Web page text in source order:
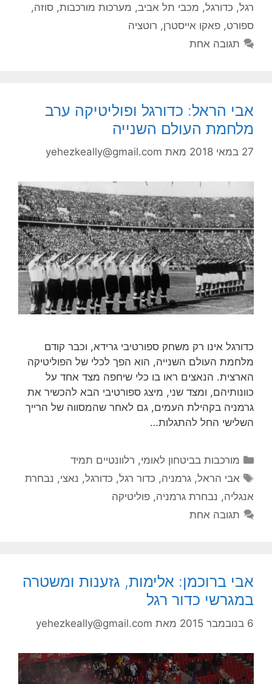
רגל, כדורגל, מכבי תל אביב, מערכות מורכבות, סוזה,
ספורט, פאקו אייסטרן, רוטציה
תגובה אחת
אבי הראל: כדורגל ופוליטיקה ערב
מלחמת העולם השנייה
27 במאי 2018 מאת yehezkeally@gmail.com
כדורגל אינו רק משחק ספורטיבי גרידא, וכבר קודם
מלחמת העולם השנייה, הוא הפך לכלי של הפוליטיקה
הארצית. הנאצים ראו בו כלי שיחפה מצד אחד על
כוונותיהם, ומצד שני, מיצג ספורטיבי הבא להכשיר את
גרמניה בקהילת העמים, גם לאחר שהמסווה של הרייך
השלישי החל להתגלות…
קטגוריות
מורכבות בביטחון לאומי, רלוונטיים תמיד
תגיות
אבי הראל,גרמניה, כדור רגל, כדורגל, נאצי, נבחרת
אנגליה, נבחרת גרמניה, פוליטיקה
תגובה אחת
אבי ברוכמן: אלימות, גזענות ומשטרה
במגרשי כדור רגל
6 בנובמבר 2015 מאת yehezkeally@gmail.com